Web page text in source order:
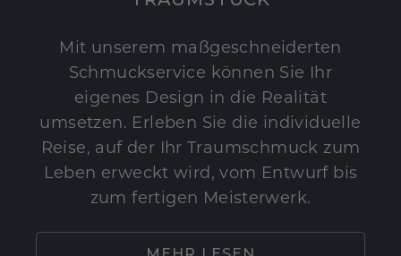
Mit unserem maßgeschneiderten
Schmuckservice können Sie Ihr
eigenes Design in die Realität
umsetzen. Erleben Sie die individuelle
Reise, auf der Ihr Traumschmuck zum
Leben erweckt wird, vom Entwurf bis
zum fertigen Meisterwerk.